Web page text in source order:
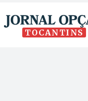
TOCANTINS